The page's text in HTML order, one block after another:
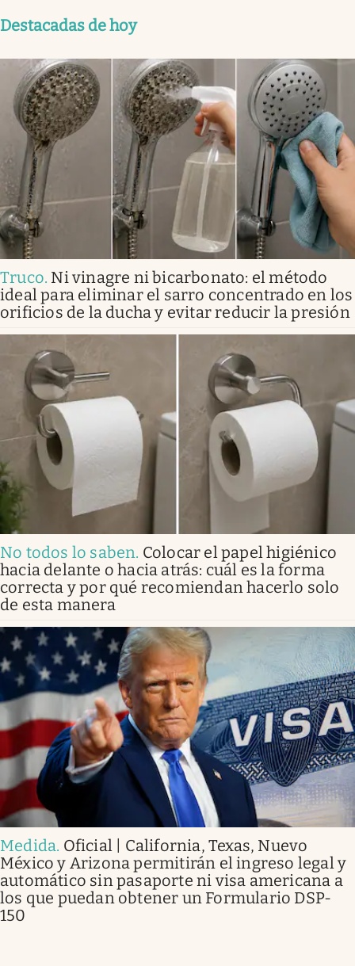
Destacadas de hoy
Truco. Ni vinagre ni bicarbonato: el método
ideal para eliminar el sarro concentrado en los
orificios de la ducha y evitar reducir la presión
No todos lo saben. Colocar el papel higiénico
hacia delante o hacia atrás: cuál es la forma
correcta y por qué recomiendan hacerlo solo
de esta manera
Medida. Oficial | California, Texas, Nuevo
México y Arizona permitirán el ingreso legal y
automático sin pasaporte ni visa americana a
los que puedan obtener un Formulario DSP-
150